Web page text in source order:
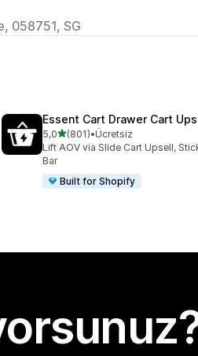
058751, SG
Essent Cart Drawer Cart
5,05 yıldız üzerinden
(801)
toplam 801 değerlendirme
•Ücretsiz
Lift AOV via Slide Cart Upsell,
Bar
Built for Shopify